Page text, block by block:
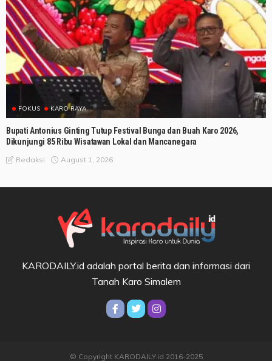
FOKUS KARO RAYA
Bupati Antonius Ginting Tutup Festival Bunga dan Buah Karo 2026,
Dikunjungi 85 Ribu Wisatawan Lokal dan Mancanegara
Redaksi August 1, 2026
KARODAILY.id adalah portal berita dan informasi dari
Tanah Karo Simalem
© Copyright KARODAILY.id 2016-2025